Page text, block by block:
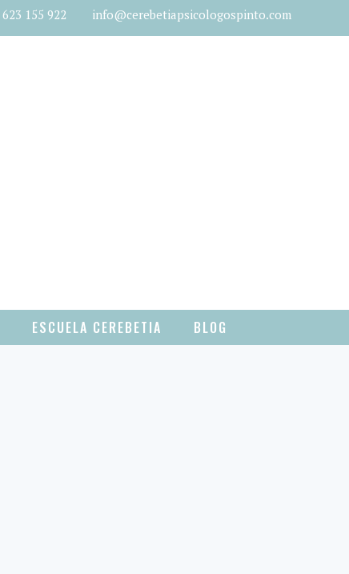
623 155 922 info@cerebetiapsicologospinto.com
ESCUELA CEREBETIA BLOG